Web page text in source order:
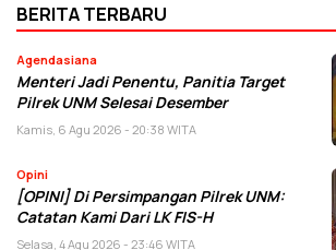
BERITA TERBARU
Agendasiana
Menteri Jadi Penentu, Panitia Target
Pilrek UNM Selesai Desember
Kamis, 6 Agu 2026 - 20:38 WITA
Opini
[OPINI] Di Persimpangan Pilrek UNM:
Catatan Kami Dari LK FIS-H
Selasa, 4 Agu 2026 - 23:46 WITA